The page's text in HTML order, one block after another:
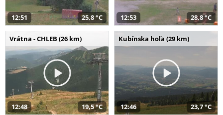
12:51 25,8 °C 12:53 28,8 °C
Vrátna - CHLEB (26 km)
12:48 19,5 °C
Kubínska hoľa (29 km)
12:46 23,7 °C